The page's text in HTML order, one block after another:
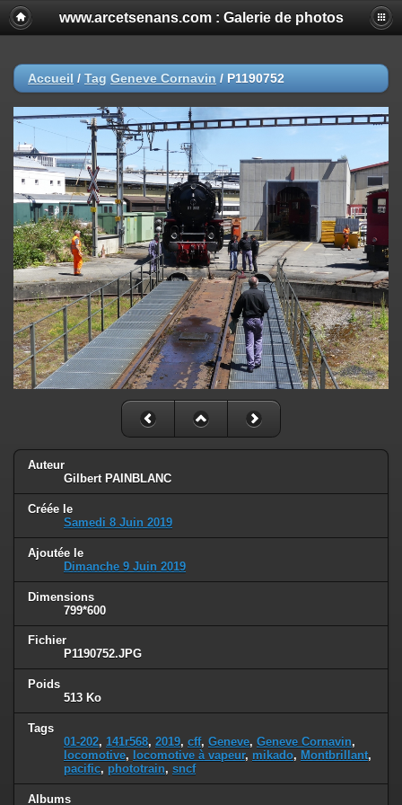
www.arcetsenans.com : Galerie de photos
Accueil / Tag Geneve Cornavin / P1190752
Auteur
Gilbert PAINBLANC
Créée le
Samedi 8 Juin 2019
Ajoutée le
Dimanche 9 Juin 2019
Dimensions
799*600
Fichier
P1190752.JPG
Poids
513 Ko
Tags
01-202, 141r568, 2019, cff, Geneve, Geneve Cornavin,
locomotive, locomotive à vapeur, mikado, Montbrillant,
pacific, phototrain, sncf
Albums